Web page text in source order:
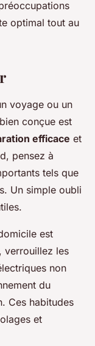
optimal tout au
voyage ou un
bien conçue est
efficace et
pensez à
tels que
Un simple oubli
est
verrouillez les
non
du
Ces habitudes
et